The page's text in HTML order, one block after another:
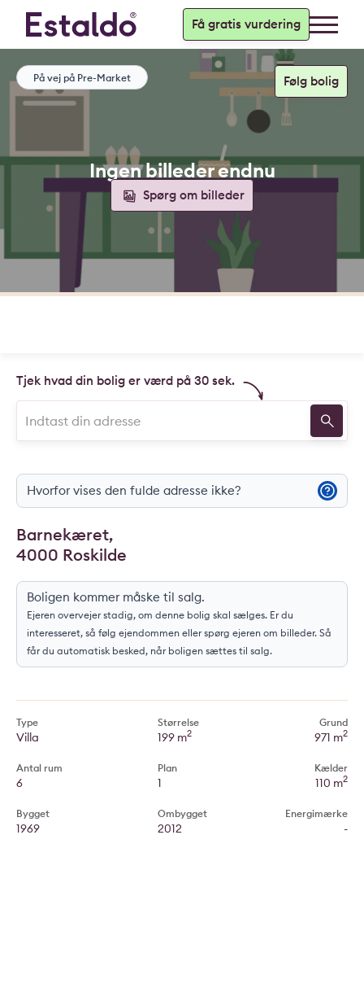
Få gratis vurdering
Ingen billeder endnu
Spørg om billeder
På vej på Pre-Market
Tjek hvad din bolig er værd på 30 sek.
Hvorfor vises den fulde adresse ikke?
Barnekæret,
4000 Roskilde
Boligen kommer måske til salg.
Ejeren overvejer stadig, om denne bolig skal sælges. Er du
interesseret, så følg ejendommen eller spørg ejeren om billeder. Så
får du automatisk besked, når boligen sættes til salg.
Type
Villa
Antal rum
6
Bygget
1969
Størrelse
199 m2
Plan
1
Ombygget
2012
Grund
971 m2
Kælder
110 m2
Energimærke
-